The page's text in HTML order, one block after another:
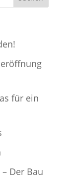
für ein
Der Bau